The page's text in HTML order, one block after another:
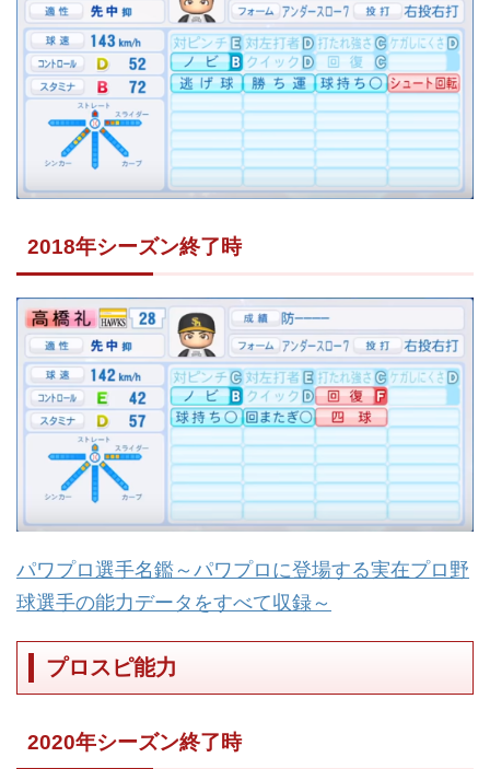
2018年シーズン終了時
パワプロ選手名鑑～パワプロに登場する実在プロ野
球選手の能力データをすべて収録～
プロスピ能力
2020年シーズン終了時